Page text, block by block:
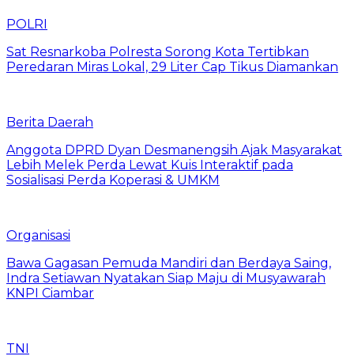
POLRI
Sat Resnarkoba Polresta Sorong Kota Tertibkan
Peredaran Miras Lokal, 29 Liter Cap Tikus Diamankan
Berita Daerah
Anggota DPRD Dyan Desmanengsih Ajak Masyarakat
Lebih Melek Perda Lewat Kuis Interaktif pada
Sosialisasi Perda Koperasi & UMKM
Organisasi
Bawa Gagasan Pemuda Mandiri dan Berdaya Saing,
Indra Setiawan Nyatakan Siap Maju di Musyawarah
KNPI Ciambar
TNI